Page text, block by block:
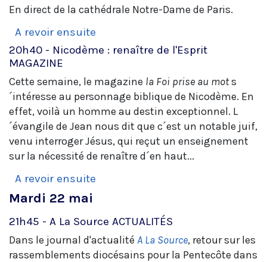
En direct de la cathédrale Notre-Dame de Paris.
A revoir ensuite
20h40 - Nicodème : renaître de l'Esprit
MAGAZINE
Cette semaine, le magazine la Foi prise au mots
´intéresse au personnage biblique de Nicodème. En
effet, voilà un homme au destin exceptionnel. L
´évangile de Jean nous dit que c´est un notable juif,
venu interroger Jésus, qui reçut un enseignement
sur la nécessité de renaître d´en haut...
A revoir ensuite
Mardi 22 mai
21h45 - A La Source ACTUALITÉS
Dans le journal d'actualité A La Source, retour sur les
rassemblements diocésains pour la Pentecôte dans